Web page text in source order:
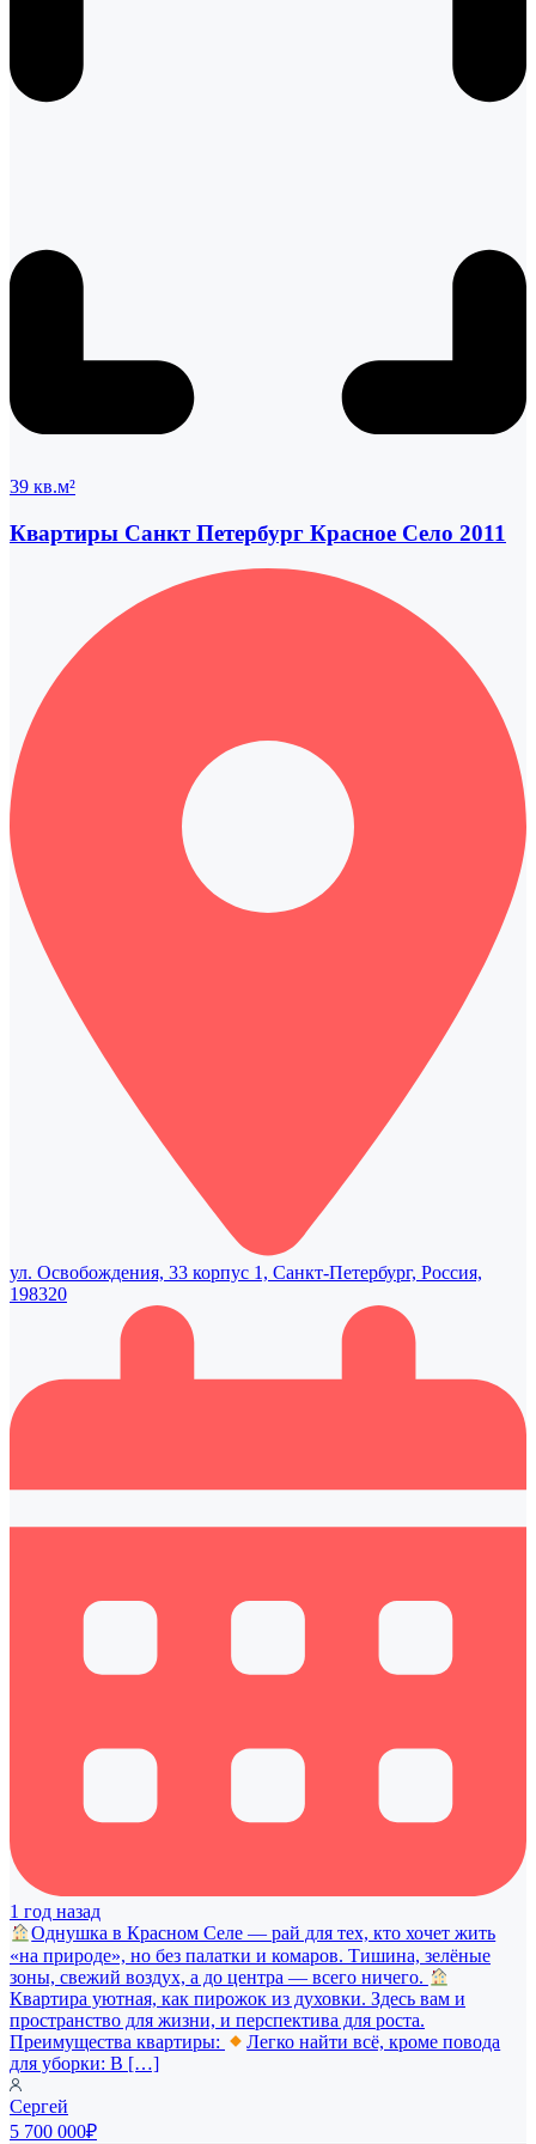
39 кв.м²
Квартиры Санкт Петербург Красное Село 2011
ул. Освобождения, 33 корпус 1, Санкт-Петербург, Россия,
198320
1 год назад
Однушка в Красном Селе — рай для тех, кто хочет жить
«на природе», но без палатки и комаров. Тишина, зелёные
зоны, свежий воздух, а до центра — всего ничего.
Квартира уютная, как пирожок из духовки. Здесь вам и
пространство для жизни, и перспектива для роста.
Преимущества квартиры:
Легко найти всё, кроме повода
для уборки: В […]
Сергей
5 700 000₽